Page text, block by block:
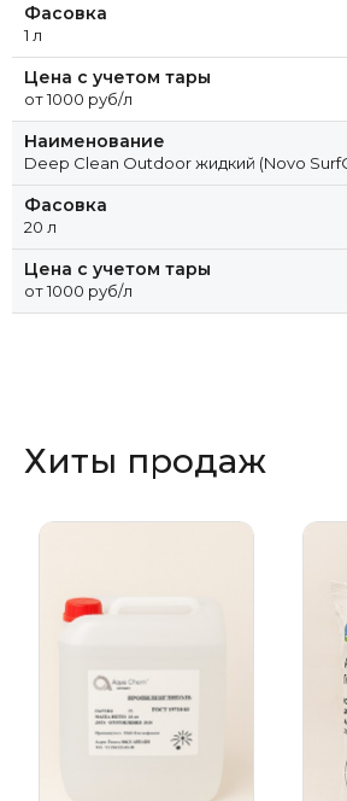
Фасовка
1 л
Цена с учетом тары
от 1000 руб/л
Наименование
Deep Clean Outdoor жидкий (Novo
Фасовка
20 л
Цена с учетом тары
от 1000 руб/л
Хиты продаж